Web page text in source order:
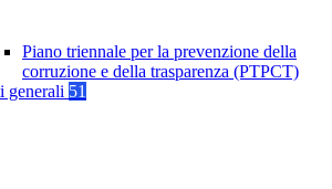
Piano triennale per la prevenzione della
corruzione e della trasparenza (PTPCT)
generali 51